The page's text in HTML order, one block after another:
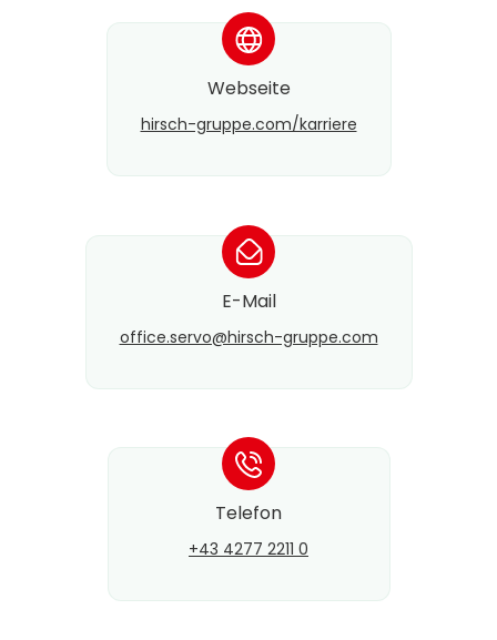
*
Webseite
hirsch-gruppe.com/karriere
*
E-Mail
office.servo@​hirsch-gruppe.com
*
Telefon
+43 4277 2211 0